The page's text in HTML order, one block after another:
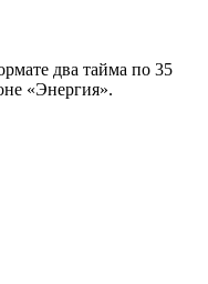
два тайма по 35
«Энергия».